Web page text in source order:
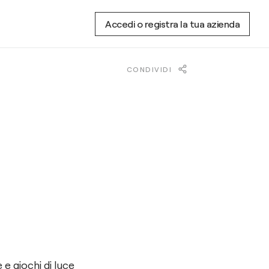
Accedi o registra la tua azienda
CONDIVIDI
giochi di luce